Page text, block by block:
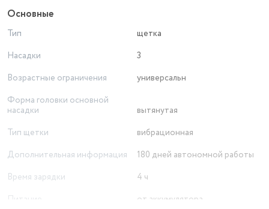
Основные
Тип
щетка
Насадки
3
Возрастные ограничения
универсальн
Форма головки основной
насадки
вытянутая
Тип щетки
вибрационная
Дополнительная информация
180 дней автономной работы
Время зарядки
4 ч
от аккумулятора